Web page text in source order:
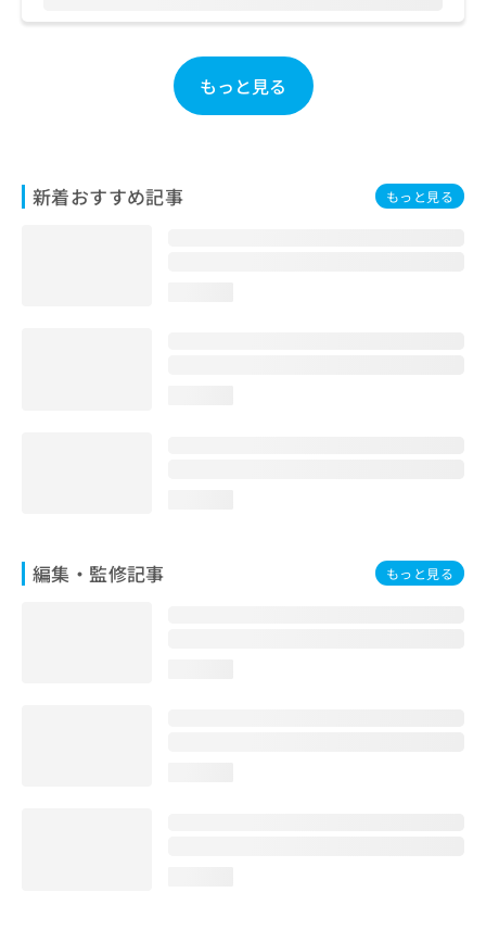
もっと見る
新着おすすめ記事 もっと見る
編集・監修記事 もっと見る
ち
ら